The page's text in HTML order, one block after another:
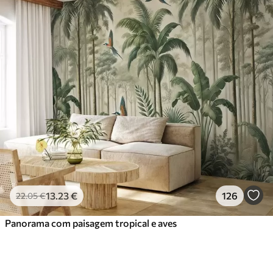
22.05€13 .23€ 126
Panorama com paisagem tropical e aves